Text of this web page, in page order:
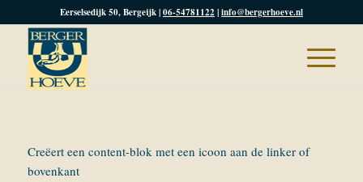
Eerselsedijk 50, Bergeijk |06-54781122 |info@bergerhoeve.nl
Creëert een content-blok met een icoon aan de linker of
bovenkant